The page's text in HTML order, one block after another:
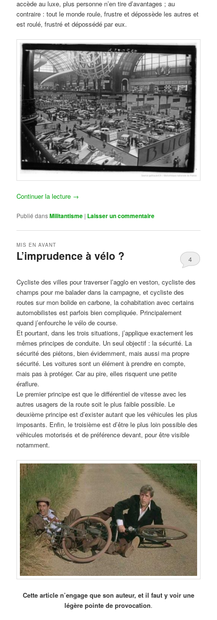
accède au luxe, plus personne n’en tire d’avantages ; au
contraire : tout le monde roule, frustre et dépossède les autres et
est roulé, frustré et dépossédé par eux.
Continuer la lecture →
Publié dansMilitantisme | Laisser un commentaire
L’imprudence à vélo ?
MIS EN AVANT
4
Cycliste des villes pour traverser l’agglo en veston, cycliste des
champs pour me balader dans la campagne, et cycliste des
routes sur mon bolide en carbone, la cohabitation avec certains
automobilistes est parfois bien compliquée. Principalement
quand j’enfourche le vélo de course.
Et pourtant, dans les trois situations, j’applique exactement les
mêmes principes de conduite. Un seul objectif : la sécurité. La
sécurité des piétons, bien évidemment, mais aussi ma propre
sécurité. Les voitures sont un élément à prendre en compte,
mais pas à protéger. Car au pire, elles risquent une petite
éraflure.
Le premier principe est que le différentiel de vitesse avec les
autres usagers de la route soit le plus faible possible. Le
deuxième principe est d’exister autant que les véhicules les plus
imposants. Enfin, le troisième est d’être le plus loin possible des
véhicules motorisés et de préférence devant, pour être visible
notamment.
Cette article n’engage que son auteur, et il faut y voir une
légère pointe de provocation.